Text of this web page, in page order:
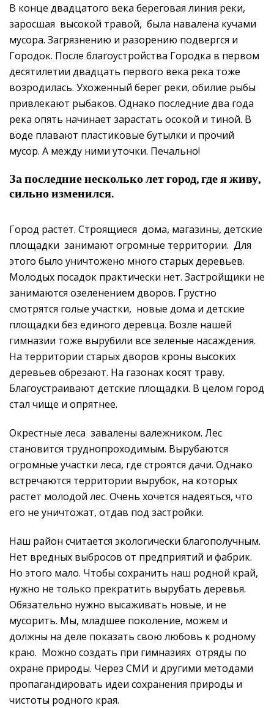
В конце двадцатого века береговая линия реки,
заросшая высокой травой, была навалена кучами
мусора. Загрязнению и разорению подвергся и
Городок. После благоустройства Городка в первом
десятилетии двадцать первого века река тоже
возродилась. Ухоженный берег реки, обилие рыбы
привлекают рыбаков. Однако последние два года
река опять начинает зарастать осокой и тиной. В
воде плавают пластиковые бутылки и прочий
мусор. А между ними уточки. Печально!
За последние несколько лет город, где я живу,
сильно изменился.
Город растет. Строящиеся дома, магазины, детские
площадки занимают огромные территории. Для
этого было уничтожено много старых деревьев.
Молодых посадок практически нет. Застройщики не
занимаются озеленением дворов. Грустно
смотрятся голые участки, новые дома и детские
площадки без единого деревца. Возле нашей
гимназии тоже вырубили все зеленые насаждения.
На территории старых дворов кроны высоких
деревьев обрезают. На газонах косят траву.
Благоустраивают детские площадки. В целом город
стал чище и опрятнее.
Окрестные леса завалены валежником. Лес
становится труднопроходимым. Вырубаются
огромные участки леса, где строятся дачи. Однако
встречаются территории вырубок, на которых
растет молодой лес. Очень хочется надеяться, что
его не уничтожат, отдав под застройки.
Наш район считается экологически благополучным.
Нет вредных выбросов от предприятий и фабрик.
Но этого мало. Чтобы сохранить наш родной край,
нужно не только прекратить вырубать деревья.
Обязательно нужно высаживать новые, и не
мусорить. Мы, младшее поколение, можем и
должны на деле показать свою любовь к родному
краю. Можно создать при гимназиях отряды по
охране природы. Через СМИ и другими методами
пропагандировать идеи сохранения природы и
чистоты родного края.